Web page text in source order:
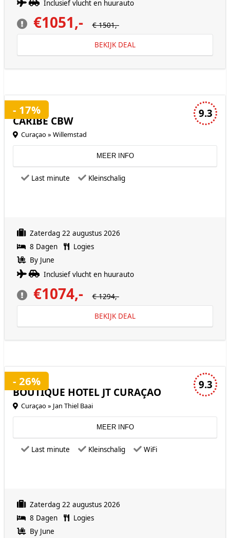
Inclusief vlucht en huurauto
€1051,- € 1501,-
BEKIJK DEAL
9.3
3 sterren accommodatie
CARIBE CBW
Curaçao » Willemstad
MEER INFO
Last minute Kleinschalig
Zaterdag 22 augustus 2026
8 Dagen
Logies
By June
Inclusief vlucht en huurauto
€1074,- € 1294,-
- 17%
BEKIJK DEAL
9.3
3 sterren accommodatie
BOUTIQUE HOTEL JT CURAÇAO
Curaçao » Jan Thiel Baai
MEER INFO
Last minute Kleinschalig WiFi
Zaterdag 22 augustus 2026
8 Dagen
Logies
By June
- 26%